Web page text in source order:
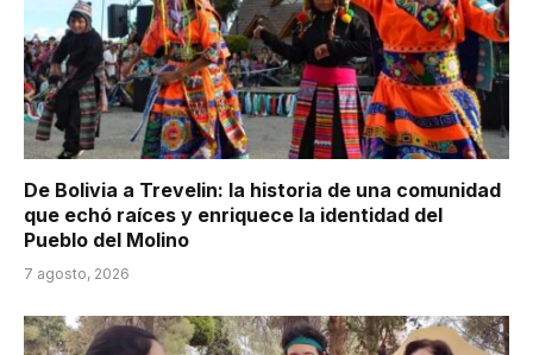
De Bolivia a Trevelin: la historia de una comunidad
que echó raíces y enriquece la identidad del
Pueblo del Molino
7 agosto, 2026